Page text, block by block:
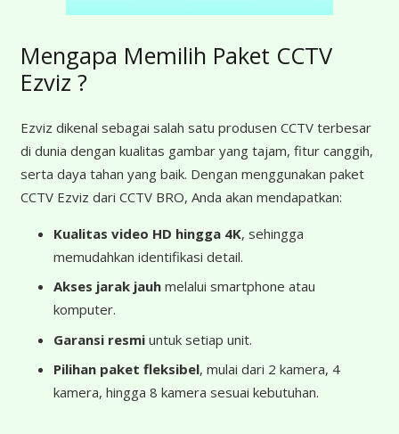
Mengapa Memilih Paket CCTV
Ezviz ?
Ezviz dikenal sebagai salah satu produsen CCTV terbesar
di dunia dengan kualitas gambar yang tajam, fitur canggih,
serta daya tahan yang baik. Dengan menggunakan paket
CCTV Ezviz dari CCTV BRO, Anda akan mendapatkan:
Kualitas video HD hingga 4K, sehingga
memudahkan identifikasi detail.
Akses jarak jauh melalui smartphone atau
komputer.
Garansi resmi untuk setiap unit.
Pilihan paket fleksibel, mulai dari 2 kamera, 4
kamera, hingga 8 kamera sesuai kebutuhan.